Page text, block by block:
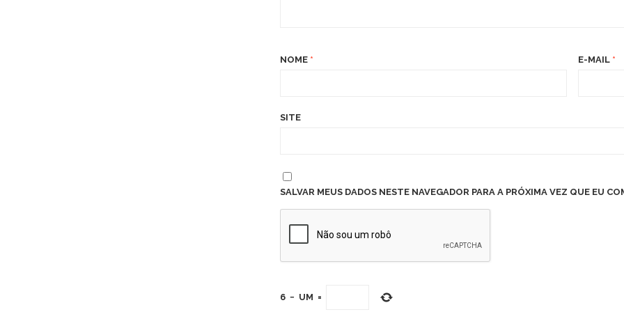
NOME * E-MAIL *
SITE
SALVAR MEUS DADOS NESTE NAVEGADOR PARA A PRÓXIMA VEZ QUE EU
6 − UM =